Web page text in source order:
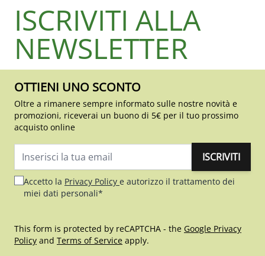
ISCRIVITI ALLA
NEWSLETTER
OTTIENI UNO SCONTO
Oltre a rimanere sempre informato sulle nostre novità e
promozioni, riceverai un buono di 5€ per il tuo prossimo
acquisto online
ISCRIVITI
Accetto la Privacy Policy e autorizzo il trattamento dei
miei dati personali*
This form is protected by reCAPTCHA - the Google Privacy
Policy and Terms of Service apply.